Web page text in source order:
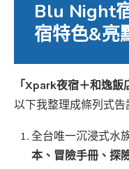
Blu Night
宿特色&亮
「Xpark夜宿＋和逸
以下我整理成條列式告
全台唯一沉浸式水
本、冒險手冊、探